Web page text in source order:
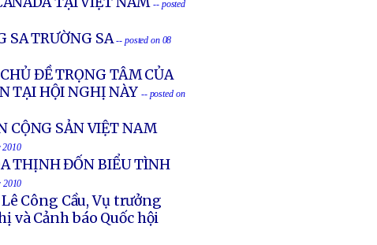
-- posted
SA TRƯỜNG SA -- posted on 08
ĐỀ TRỌNG TÂM CỦA
TẠI HỘI NGHỊ NÀY -- posted on
CỘNG SẢN VIỆT NAM
2010
THỊNH ĐỐN BIỂU TÌNH
2010
Công Cầu, Vụ trưởng
và Cảnh báo Quốc hội